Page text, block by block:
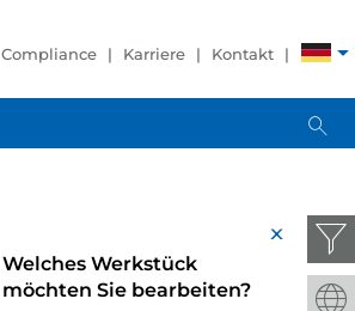
Compliance Karriere Kontakt
x
Welches Werkstück
möchten Sie bearbeiten?